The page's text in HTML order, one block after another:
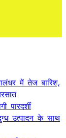
में तेज बारिश,
पारदर्शी
उत्पादन के साथ